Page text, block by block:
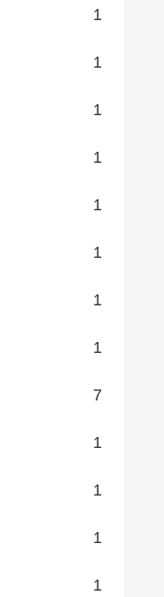
1
1
1
1
1
1
1
1
7
1
1
1
1